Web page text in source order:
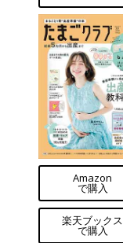
Amazon
で購入
楽天ブックス
で購入